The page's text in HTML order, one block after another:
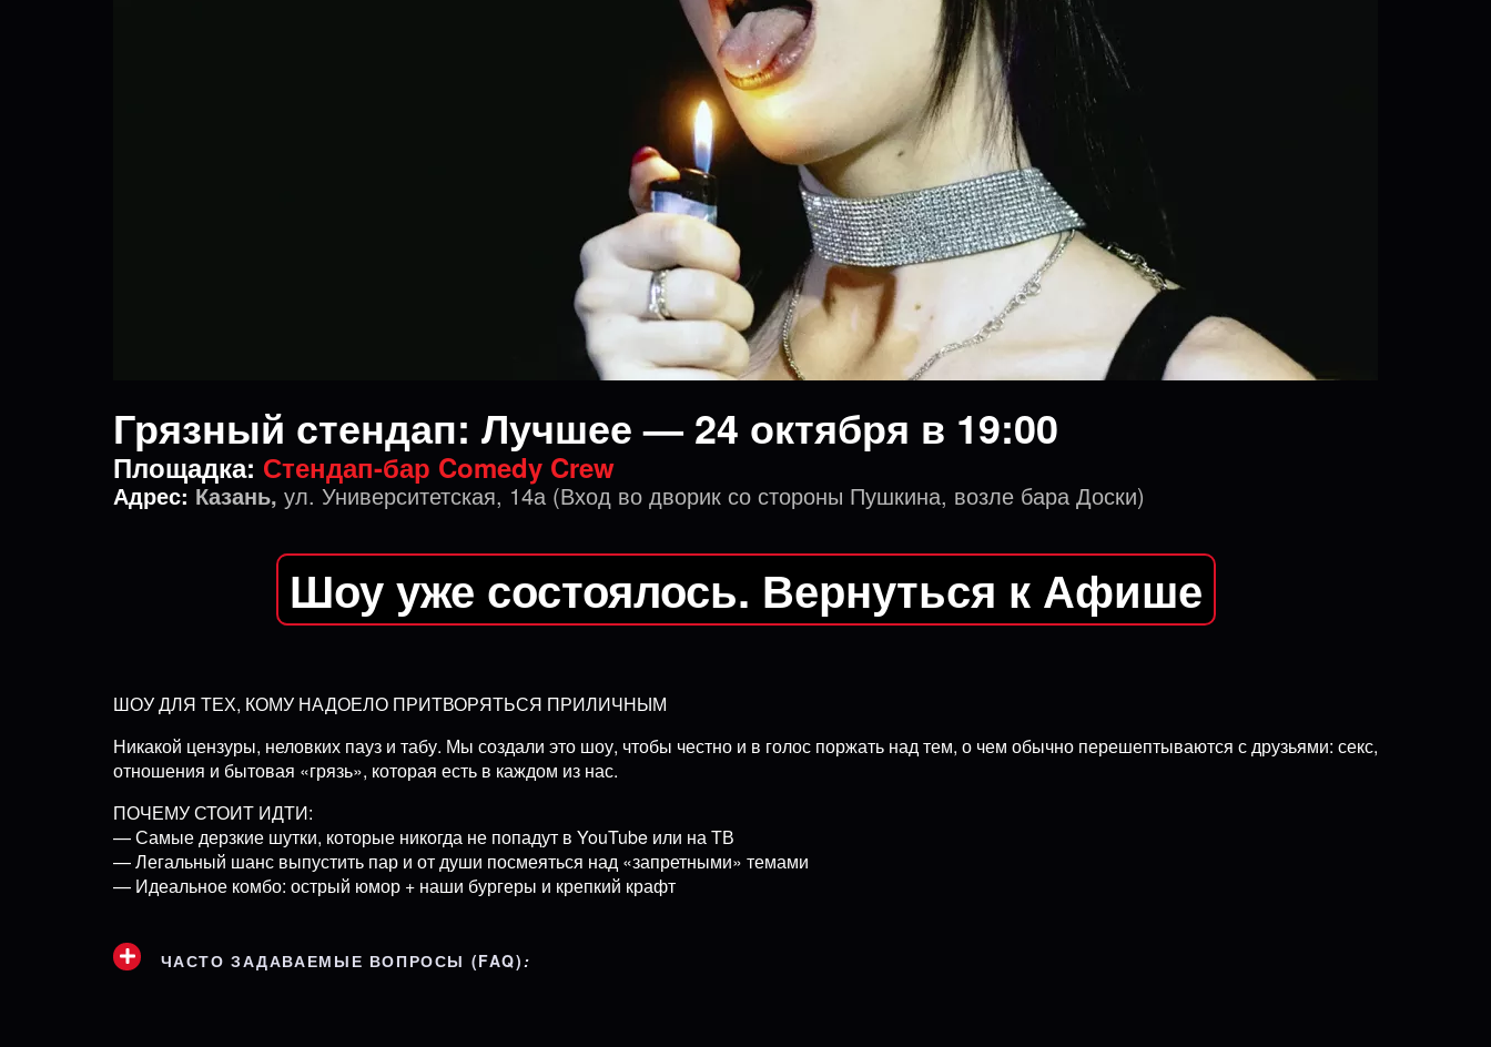
Грязный стендап: Лучшее — 24 октября в 19:00
Площадка: Стендап-бар Comedy Crew
Адрес: Казань, ул. Университетская, 14а (Вход во дворик со стороны Пушкина, возле бара Доски)
Шоу уже состоялось. Вернуться к Афише
ШОУ ДЛЯ ТЕХ, КОМУ НАДОЕЛО ПРИТВОРЯТЬСЯ ПРИЛИЧНЫМ
Никакой цензуры, неловких пауз и табу. Мы создали это шоу, чтобы честно и в голос поржать над тем, о чем обычно перешептываются с друзьями: секс,
отношения и бытовая «грязь», которая есть в каждом из нас.
ПОЧЕМУ СТОИТ ИДТИ:
— Самые дерзкие шутки, которые никогда не попадут в YouTube или на ТВ
— Легальный шанс выпустить пар и от души посмеяться над «запретными» темами
— Идеальное комбо: острый юмор + наши бургеры и крепкий крафт
ЧАСТО ЗАДАВАЕМЫЕ ВОПРОСЫ (FAQ):